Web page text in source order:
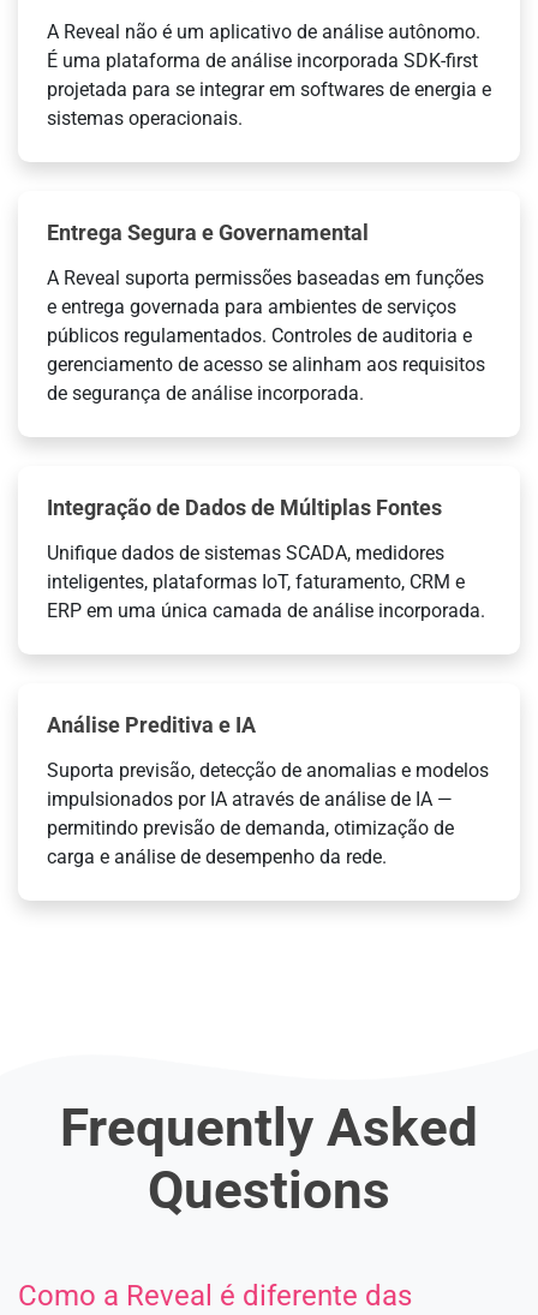
A Reveal não é um aplicativo de análise autônomo.
É uma plataforma de análise incorporada SDK-first
projetada para se integrar em softwares de energia e
sistemas operacionais.
Entrega Segura e Governamental
A Reveal suporta permissões baseadas em funções
e entrega governada para ambientes de serviços
públicos regulamentados. Controles de auditoria e
gerenciamento de acesso se alinham aos requisitos
de segurança de análise incorporada.
Integração de Dados de Múltiplas Fontes
Unifique dados de sistemas SCADA, medidores
inteligentes, plataformas IoT, faturamento, CRM e
ERP em uma única camada de análise incorporada.
Análise Preditiva e IA
Suporta previsão, detecção de anomalias e modelos
impulsionados por IA através de análise de IA —
permitindo previsão de demanda, otimização de
carga e análise de desempenho da rede.
Frequently Asked
Questions
Como a Reveal é diferente das